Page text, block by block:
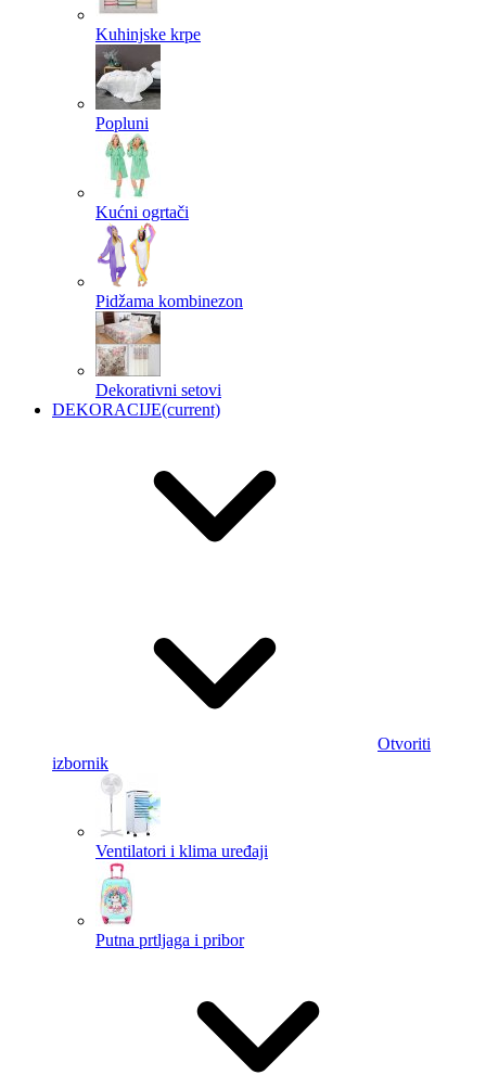
Kuhinjske krpe
Popluni
Kućni ogrtači
Pidžama kombinezon
Dekorativni setovi
DEKORACIJE(current)
Otvoriti
izbornik
Ventilatori i klima uređaji
Putna prtljaga i pribor